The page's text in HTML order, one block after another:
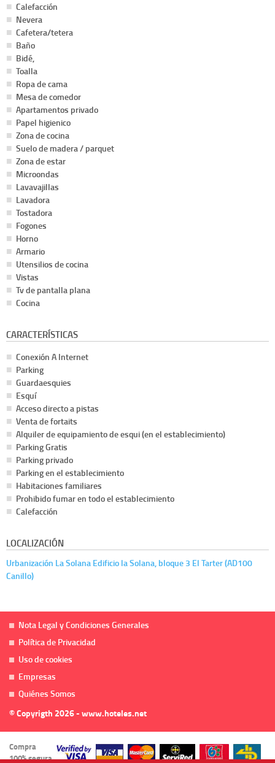
Calefacción
Nevera
Cafetera/tetera
Baño
Bidé,
Toalla
Ropa de cama
Mesa de comedor
Apartamentos privado
Papel higienico
Zona de cocina
Suelo de madera / parquet
Zona de estar
Microondas
Lavavajillas
Lavadora
Tostadora
Fogones
Horno
Armario
Utensilios de cocina
Vistas
Tv de pantalla plana
Cocina
CARACTERÍSTICAS
Conexión A Internet
Parking
Guardaesquies
Esquí
Acceso directo a pistas
Venta de fortaits
Alquiler de equipamiento de esqui (en el establecimiento)
Parking Gratis
Parking privado
Parking en el establecimiento
Habitaciones familiares
Prohibido fumar en todo el establecimiento
Calefacción
LOCALIZACIÓN
Urbanización La Solana Edificio la Solana, bloque 3 El Tarter (AD100
Canillo)
Nota Legal y Condiciones Generales
Política de Privacidad
Uso de cookies
Empresas
Quiénes Somos
© Copyrigth 2026 - www.hoteles.net
Compra
100% segura